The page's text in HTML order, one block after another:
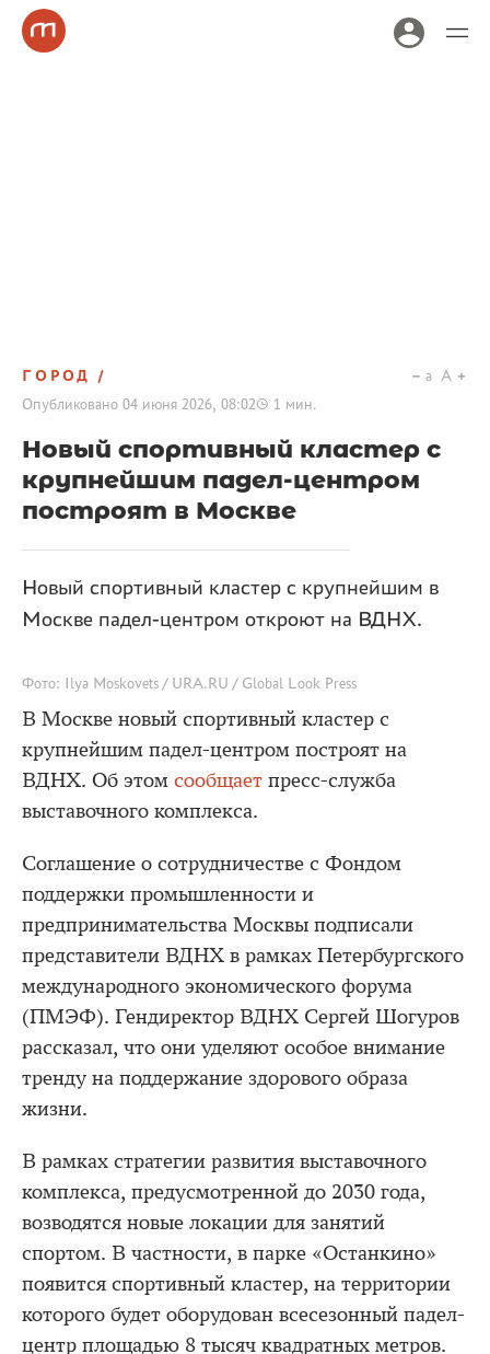
ГОРОД
Опубликовано 04 июня 2026, 08:02 1 мин.
a A
Новый спортивный кластер с
крупнейшим падел-центром
построят в Москве
Новый спортивный кластер с крупнейшим в
Москве падел-центром откроют на ВДНХ.
Фото: Ilya Moskovets / URA.RU / Global Look Press
В Москве новый спортивный кластер с
крупнейшим падел-центром построят на
ВДНХ. Об этом сообщает пресс-служба
выставочного комплекса.
Соглашение о сотрудничестве с Фондом
поддержки промышленности и
предпринимательства Москвы подписали
представители ВДНХ в рамках Петербургского
международного экономического форума
(ПМЭФ). Гендиректор ВДНХ Сергей Шогуров
рассказал, что они уделяют особое внимание
тренду на поддержание здорового образа
жизни.
В рамках стратегии развития выставочного
комплекса, предусмотренной до 2030 года,
возводятся новые локации для занятий
спортом. В частности, в парке «Останкино»
появится спортивный кластер, на территории
которого будет оборудован всесезонный падел-
центр площадью 8 тысяч квадратных метров.